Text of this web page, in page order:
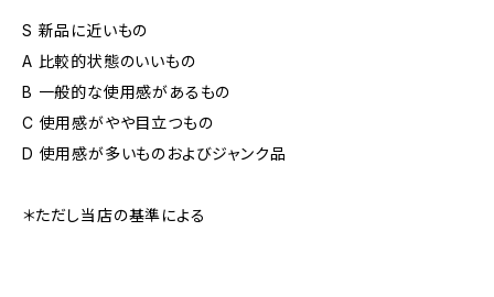
S 新品に近いもの
A 比較的状態のいいもの
B 一般的な使用感があるもの
C 使用感がやや目立つもの
D 使用感が多いものおよびジャンク品
＊ただし当店の基準による